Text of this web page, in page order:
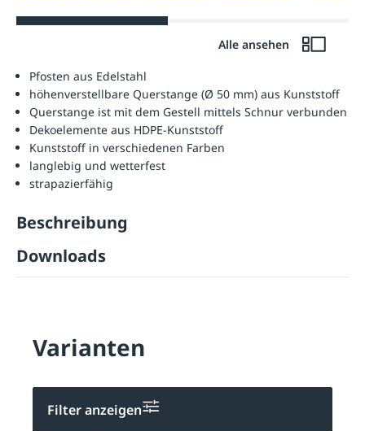
Alle ansehen
Pfosten aus Edelstahl
höhenverstellbare Querstange (Ø 50 mm) aus Kunststoff
Querstange ist mit dem Gestell mittels Schnur verbunden
Dekoelemente aus HDPE-Kunststoff
Kunststoff in verschiedenen Farben
langlebig und wetterfest
strapazierfähig
Beschreibung
Downloads
Varianten
Filter anzeigen